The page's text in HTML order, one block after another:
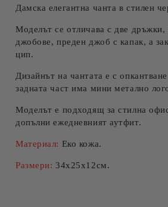
Дамска елегантна чанта в стилен
Моделът се отличава с две
джобове, преден джоб с капак, а
цип.
Дизайнът на чантата е с
задната част има мини метално
Моделът е подходящ за стилна
допълни ежедневният аутфит.
Материал: Еко кожа.
Размери:34х25х12см.